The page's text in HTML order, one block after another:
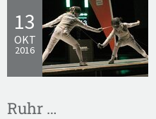
13
OKT
2016
Ruhr …